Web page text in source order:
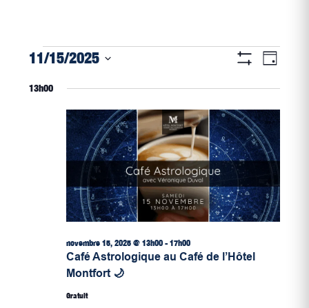
Évènements
for
novembre
2025
Filtres vues
Jour
11/15/2025
une
13h00
Café Astrologique au Café de l’Hôtel
Montfort 🌙
novembre 15, 2025 @ 13h00- 17h00
Gratuit